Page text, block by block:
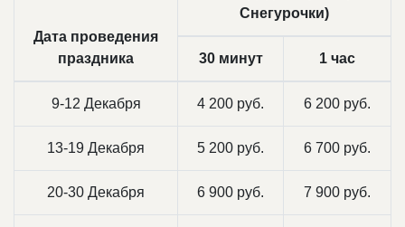
Дата проведения
праздника
Снегурочки)
30 минут 1 час
9-12 Декабря 4 200 руб. 6 200 руб.
13-19 Декабря 5 200 руб. 6 700 руб.
20-30 Декабря 6 900 руб. 7 900 руб.